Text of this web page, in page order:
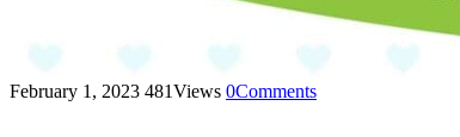
February 1, 2023 481Views 0Comments